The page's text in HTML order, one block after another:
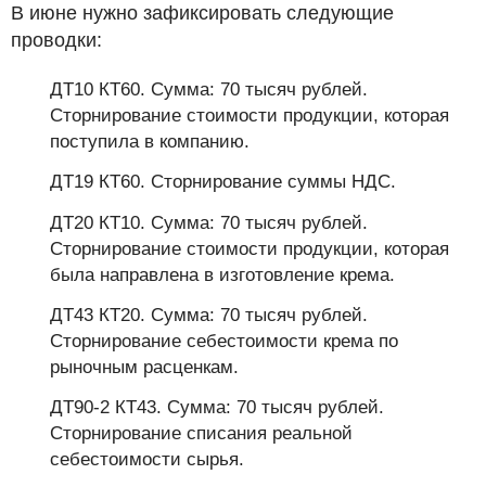
В июне нужно зафиксировать следующие
проводки:
ДТ10 КТ60. Сумма: 70 тысяч рублей.
Сторнирование стоимости продукции, которая
поступила в компанию.
ДТ19 КТ60. Сторнирование суммы НДС.
ДТ20 КТ10. Сумма: 70 тысяч рублей.
Сторнирование стоимости продукции, которая
была направлена в изготовление крема.
ДТ43 КТ20. Сумма: 70 тысяч рублей.
Сторнирование себестоимости крема по
рыночным расценкам.
ДТ90-2 КТ43. Сумма: 70 тысяч рублей.
Сторнирование списания реальной
себестоимости сырья.